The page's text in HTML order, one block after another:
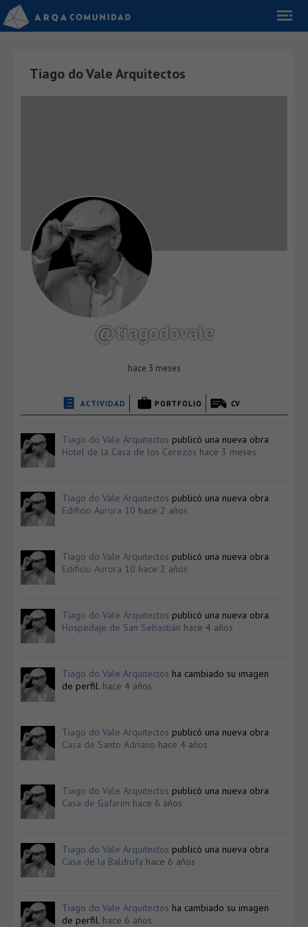
Tiago do Vale Arquitectos
@tiagodovale
hace 3 meses
ACTIVIDAD PORTFOLIO CV
Tiago do Vale Arquitectos publicó una nueva obra
Hotel de la Casa de los Cerezos hace 3 meses
Tiago do Vale Arquitectos publicó una nueva obra
Edificio Aurora 10 hace 2 años
Tiago do Vale Arquitectos publicó una nueva obra
Edificio Aurora 10 hace 2 años
Tiago do Vale Arquitectos publicó una nueva obra
Hospedaje de San Sebastián hace 4 años
Tiago do Vale Arquitectos ha cambiado su imagen
de perfil. hace 4 años
Tiago do Vale Arquitectos publicó una nueva obra
Casa de Santo Adriano hace 4 años
Tiago do Vale Arquitectos publicó una nueva obra
Casa de Gafarim hace 6 años
Tiago do Vale Arquitectos publicó una nueva obra
Casa de la Baldrufa hace 6 años
Tiago do Vale Arquitectos ha cambiado su imagen
de perfil. hace 6 años